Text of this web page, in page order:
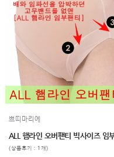
쁘띠마리에
(상품후기 : 1개)